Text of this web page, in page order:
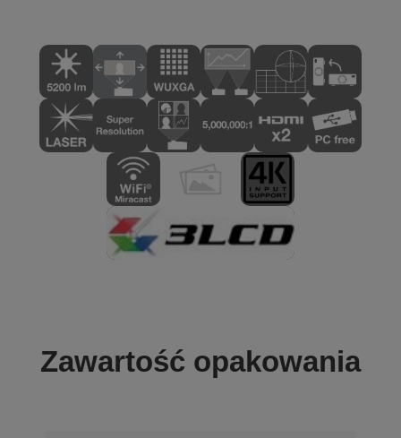
Zawartość opakowania